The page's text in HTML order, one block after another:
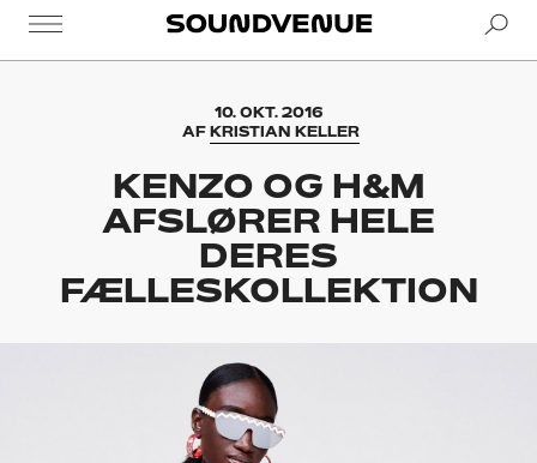
Soundvenue
10. OKT. 2016
AF KRISTIAN KELLER
KENZO OG H&M
AFSLØRER HELE
DERES
FÆLLESKOLLEKTION